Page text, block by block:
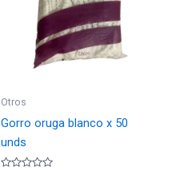
Otros
Gorro oruga blanco x 50
unds